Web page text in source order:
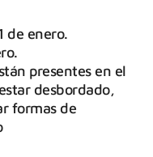
de enero.
presentes en el
desbordado,
formas de